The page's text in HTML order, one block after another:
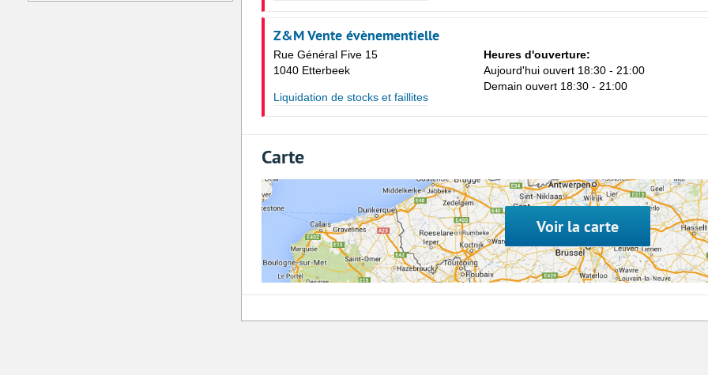
Z&M Vente évènementielle
Rue Général Five 15
1040 Etterbeek
Liquidation de stocks et faillites
Heures d'ouverture:
Aujourd'hui ouvert 18:30 - 21:00
Demain ouvert 18:30 - 21:00
Carte
Voir la carte